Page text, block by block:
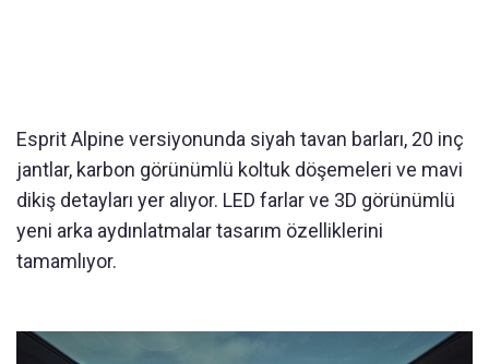
Esprit Alpine versiyonunda siyah tavan barları, 20 inç
jantlar, karbon görünümlü koltuk döşemeleri ve mavi
dikiş detayları yer alıyor. LED farlar ve 3D görünümlü
yeni arka aydınlatmalar tasarım özelliklerini
tamamlıyor.